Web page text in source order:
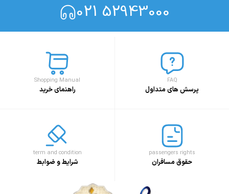
021 52943000
FAQ
پرسش های متداول
Shopping Manual
راهنمای خرید
passengers rights
حقوق مسافران
term and condition
شرایط و ضوابط